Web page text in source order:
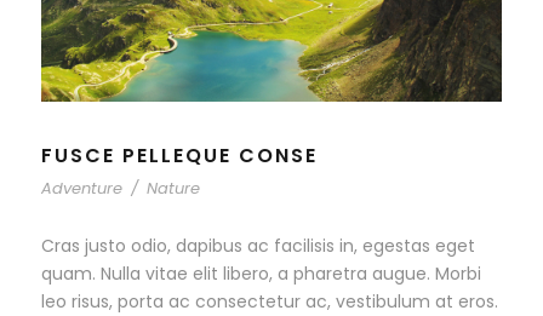
FUSCE PELLEQUE CONSE
Adventure / Nature
Cras justo odio, dapibus ac facilisis in, egestas eget
quam. Nulla vitae elit libero, a pharetra augue. Morbi
leo risus, porta ac consectetur ac, vestibulum at eros.